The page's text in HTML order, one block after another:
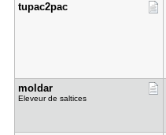
tupac2pac
moldar
Eleveur de saltices